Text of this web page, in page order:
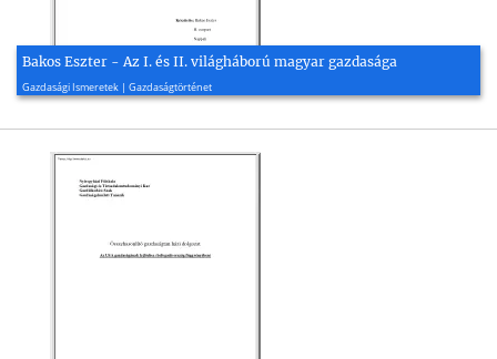
Bakos Eszter - Az I. és II. világháború magyar gazdasága
Gazdasági Ismeretek | Gazdaságtörténet
2003, 25 oldal